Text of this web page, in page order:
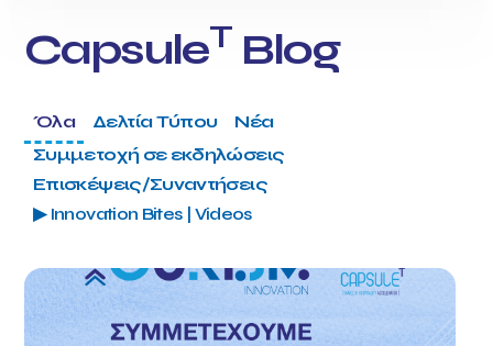
CapsuleT Blog
Όλα Δελτία Τύπου
Νέα
Συμμετοχή σε εκδηλώσεις
Επισκέψεις/Συναντήσεις
▶ Innovation Bites | Videos